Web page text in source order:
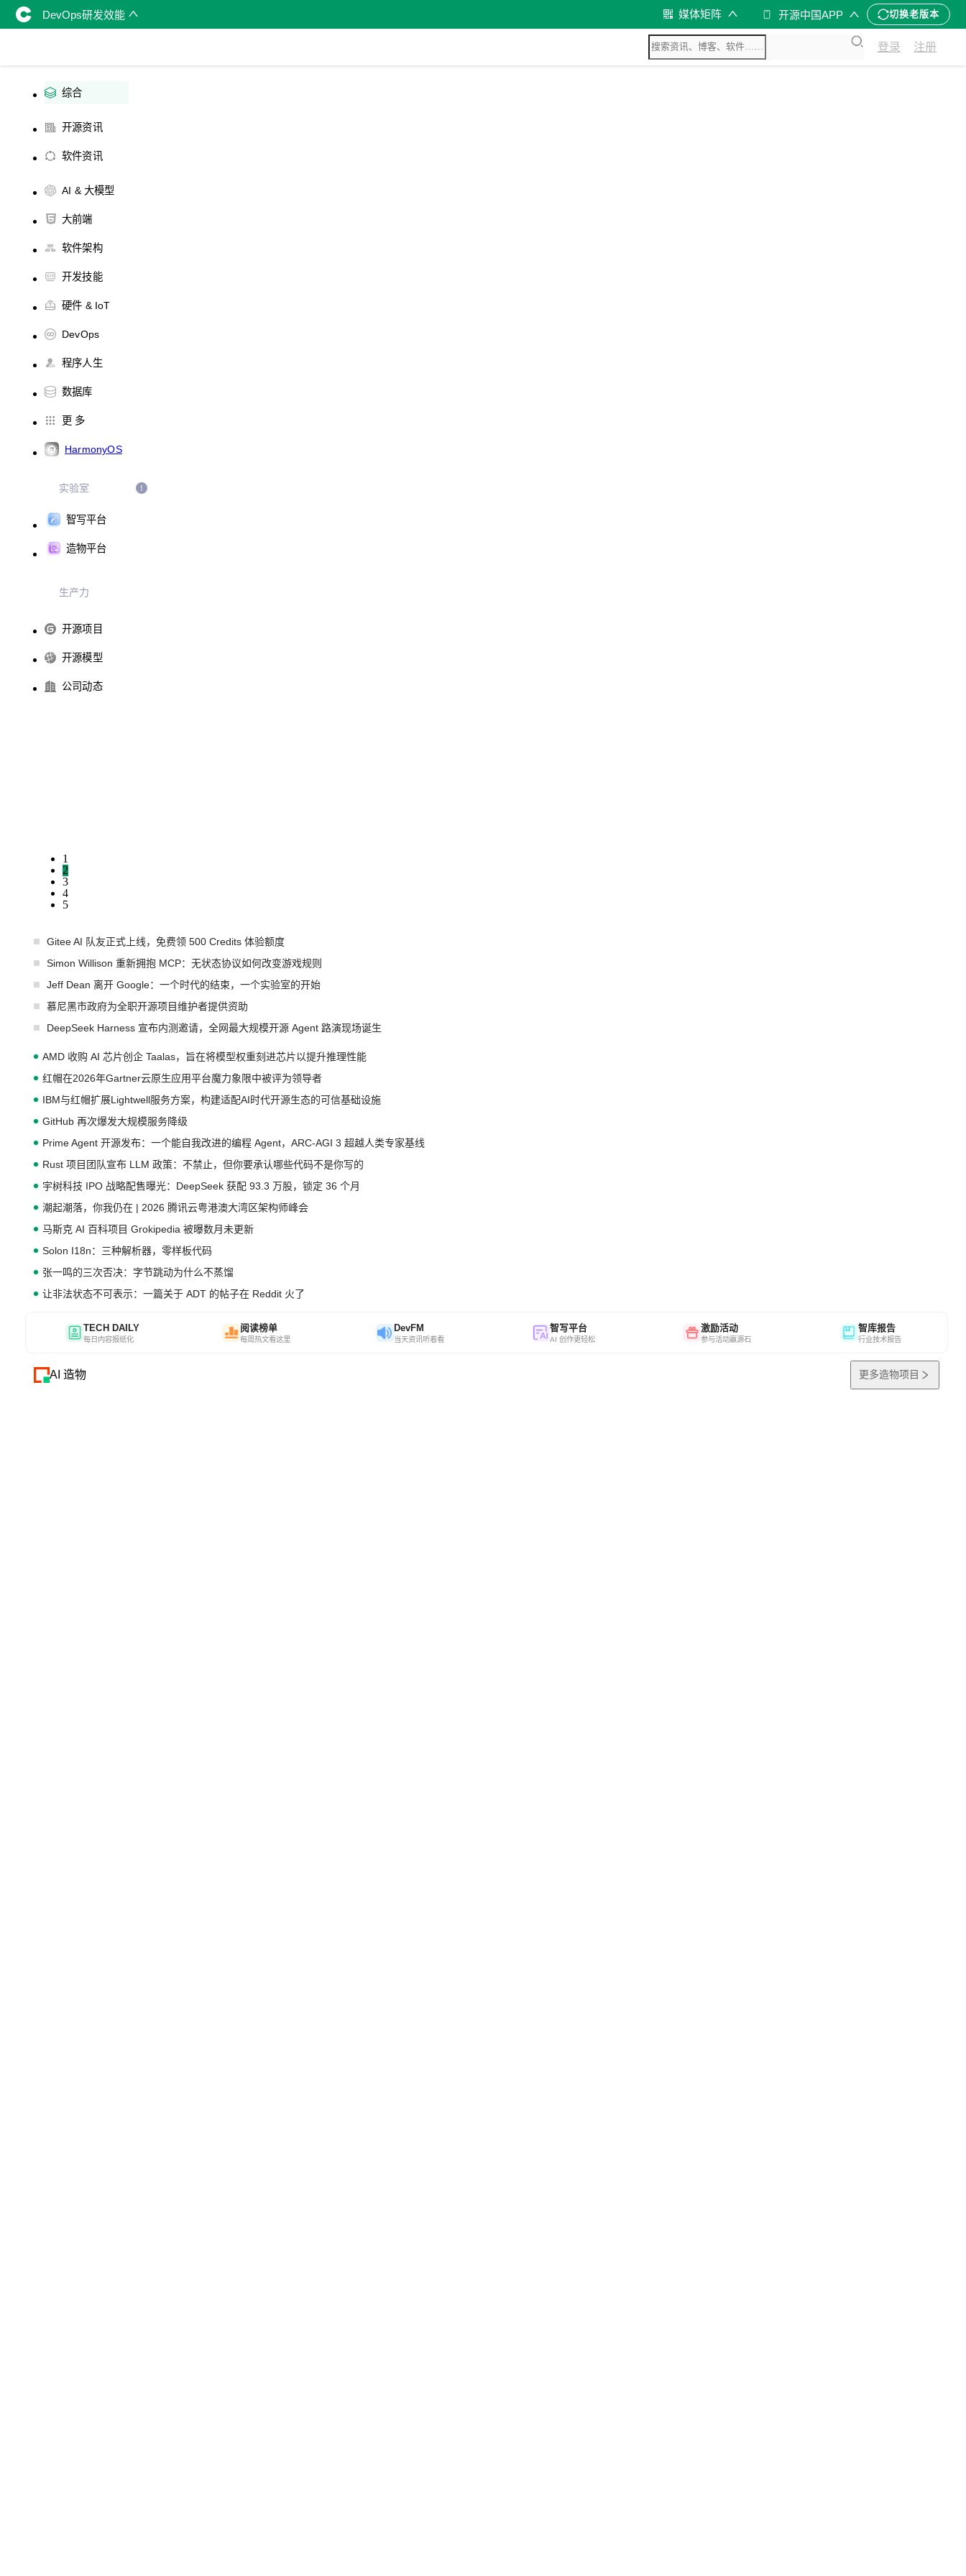
DevOps研发效能 媒体矩阵 开源中国APP 切换老版本
登录 注册
综合
开源资讯
软件资讯
AI & 大模型
大前端
软件架构
开发技能
硬件 & IoT
DevOps
程序人生
数据库
更 多
HarmonyOS
实验室
智写平台
造物平台
生产力
开源项目
开源模型
公司动态
1
2
3
4
5
Gitee AI 队友正式上线，免费领 500 Credits 体验额度
Simon Willison 重新拥抱 MCP：无状态协议如何改变游戏规则
Jeff Dean 离开 Google：一个时代的结束，一个实验室的开始
慕尼黑市政府为全职开源项目维护者提供资助
DeepSeek Harness 宣布内测邀请，全网最大规模开源 Agent 路演现场诞生
AMD 收购 AI 芯片创企 Taalas，旨在将模型权重刻进芯片以提升推理性能
红帽在2026年Gartner云原生应用平台魔力象限中被评为领导者
IBM与红帽扩展Lightwell服务方案，构建适配AI时代开源生态的可信基础设施
GitHub 再次爆发大规模服务降级
Prime Agent 开源发布：一个能自我改进的编程 Agent，ARC-AGI 3 超越人类专家基线
Rust 项目团队宣布 LLM 政策：不禁止，但你要承认哪些代码不是你写的
宇树科技 IPO 战略配售曝光：DeepSeek 获配 93.3 万股，锁定 36 个月
潮起潮落，你我仍在 | 2026 腾讯云粤港澳大湾区架构师峰会
马斯克 AI 百科项目 Grokipedia 被曝数月未更新
Solon I18n：三种解析器，零样板代码
张一鸣的三次否决：字节跳动为什么不蒸馏
让非法状态不可表示：一篇关于 ADT 的帖子在 Reddit 火了
TECH DAILY
每日内容报纸化
阅读榜单
每周热文看这里
DevFM
当天资讯听着看
智写平台
AI 创作更轻松
激励活动
参与活动赢源石
智库报告
行业技术报告
AI 造物 更多造物项目